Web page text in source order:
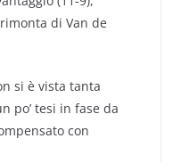
di Van de
si è vista tanta
po’ tesi in fase da
con